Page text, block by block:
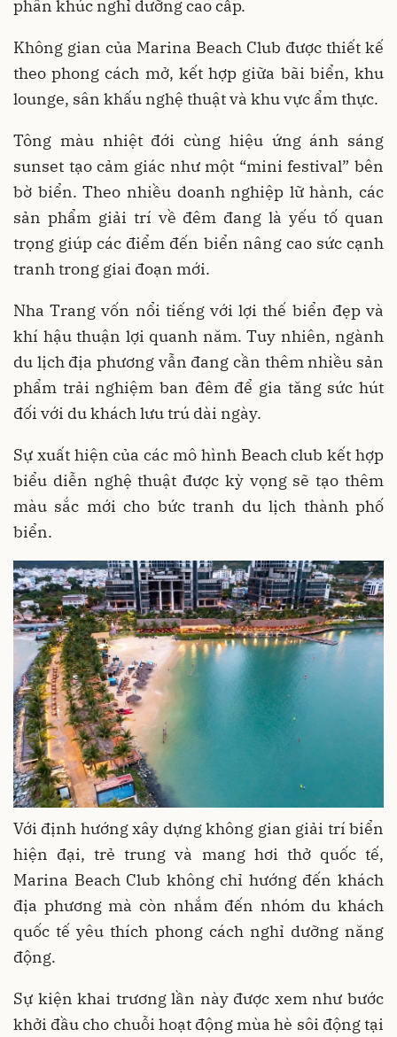
phân khúc nghỉ dưỡng cao cấp.
Không gian của Marina Beach Club được thiết kế
theo phong cách mở, kết hợp giữa bãi biển, khu
lounge, sân khấu nghệ thuật và khu vực ẩm thực.
Tông màu nhiệt đới cùng hiệu ứng ánh sáng
sunset tạo cảm giác như một “mini festival” bên
bờ biển. Theo nhiều doanh nghiệp lữ hành, các
sản phẩm giải trí về đêm đang là yếu tố quan
trọng giúp các điểm đến biển nâng cao sức cạnh
tranh trong giai đoạn mới.
Nha Trang vốn nổi tiếng với lợi thế biển đẹp và
khí hậu thuận lợi quanh năm. Tuy nhiên, ngành
du lịch địa phương vẫn đang cần thêm nhiều sản
phẩm trải nghiệm ban đêm để gia tăng sức hút
đối với du khách lưu trú dài ngày.
Sự xuất hiện của các mô hình Beach club kết hợp
biểu diễn nghệ thuật được kỳ vọng sẽ tạo thêm
màu sắc mới cho bức tranh du lịch thành phố
biển.
Với định hướng xây dựng không gian giải trí biển
hiện đại, trẻ trung và mang hơi thở quốc tế,
Marina Beach Club không chỉ hướng đến khách
địa phương mà còn nhắm đến nhóm du khách
quốc tế yêu thích phong cách nghỉ dưỡng năng
động.
Sự kiện khai trương lần này được xem như bước
khởi đầu cho chuỗi hoạt động mùa hè sôi động tại